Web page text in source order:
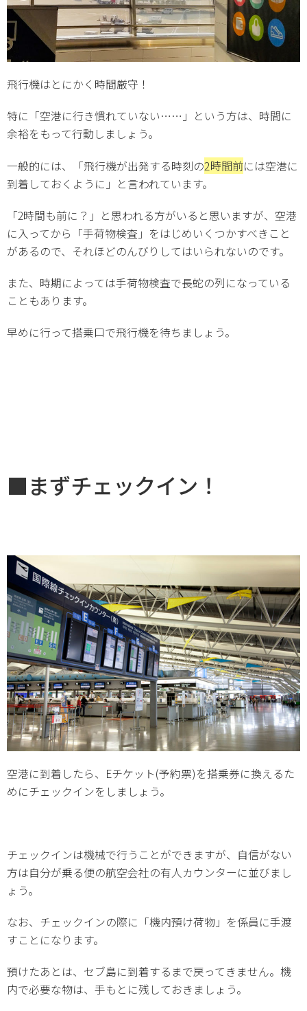
飛行機はとにかく時間厳守！
特に「空港に行き慣れていない……」という方は、時間に
余裕をもって行動しましょう。
一般的には、「飛行機が出発する時刻の2時間前には空港に
到着しておくように」と言われています。
「2時間も前に？」と思われる方がいると思いますが、空港
に入ってから「手荷物検査」をはじめいくつかすべきこと
があるので、それほどのんびりしてはいられないのです。
また、時期によっては手荷物検査で長蛇の列になっている
こともあります。
早めに行って搭乗口で飛行機を待ちましょう。
■まずチェックイン！
空港に到着したら、Eチケット(予約票)を搭乗券に換えるた
めにチェックインをしましょう。
チェックインは機械で行うことができますが、自信がない
方は自分が乗る便の航空会社の有人カウンターに並びまし
ょう。
なお、チェックインの際に「機内預け荷物」を係員に手渡
すことになります。
預けたあとは、セブ島に到着するまで戻ってきません。機
内で必要な物は、手もとに残しておきましょう。